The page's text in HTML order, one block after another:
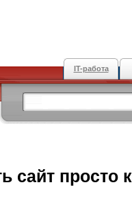
IT-работа
сайт просто